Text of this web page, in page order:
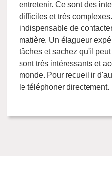
entretenir. Ce sont des
difficiles et très
indispensable de
matière. Un élagueur
tâches et sachez qu'il
sont très intéressants et
monde. Pour recueillir
le téléphoner directement.